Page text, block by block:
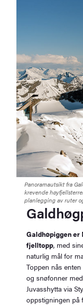
Panoramautsikt fra
krevende
planlegging av ruter
Galdhøpiggen er
fjelltopp, med
naturlig mål for
Toppen nås
og snøfonner
Juvasshytta via
oppstigningen på